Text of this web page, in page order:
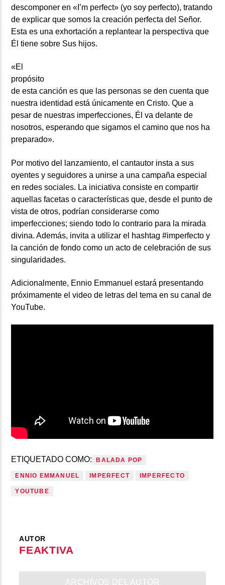
descomponer en «I’m perfect» (yo soy perfecto), tratando
de explicar que somos la creación perfecta del Señor.
Esta es una exhortación a replantear la perspectiva que
Él tiene sobre Sus hijos.
«El
propósito
de esta canción es que las personas se den cuenta que
nuestra identidad está únicamente en Cristo. Que a
pesar de nuestras imperfecciones, Él va delante de
nosotros, esperando que sigamos el camino que nos ha
preparado».
Por motivo del lanzamiento, el cantautor insta a sus
oyentes y seguidores a unirse a una campaña especial
en redes sociales. La iniciativa consiste en compartir
aquellas facetas o características que, desde el punto de
vista de otros, podrían considerarse como
imperfecciones; siendo todo lo contrario para la mirada
divina. Además, invita a utilizar el hashtag #imperfecto y
la canción de fondo como un acto de celebración de sus
singularidades.
Adicionalmente, Ennio Emmanuel estará presentando
próximamente el video de letras del tema en su canal de
YouTube.
ETIQUETADO COMO: BALADA POP
ENNIO EMMANUEL IMPERFECT IMPERFECTO
YOUTUBE
AUTOR
FEAKTIVA
ARCHIVOS DEL AUTOR